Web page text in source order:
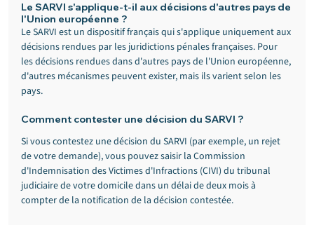
Le SARVI s'applique-t-il aux décisions d'autres pays de
l'Union européenne ?
Le SARVI est un dispositif français qui s'applique uniquement aux
décisions rendues par les juridictions pénales françaises. Pour
les décisions rendues dans d'autres pays de l'Union européenne,
d'autres mécanismes peuvent exister, mais ils varient selon les
pays.
Comment contester une décision du SARVI ?
Si vous contestez une décision du SARVI (par exemple, un rejet
de votre demande), vous pouvez saisir la Commission
d'Indemnisation des Victimes d'Infractions (CIVI) du tribunal
judiciaire de votre domicile dans un délai de deux mois à
compter de la notification de la décision contestée.